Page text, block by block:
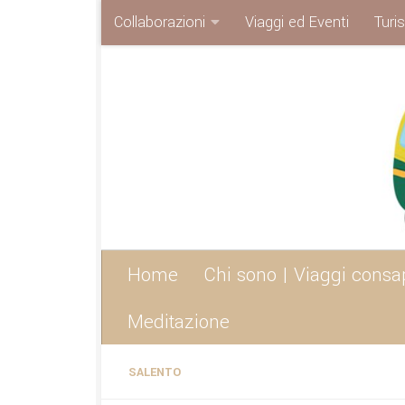
Sotto il contenuto
Collaborazioni Viaggi ed Eventi
Home Chi sono | Viaggi
Meditazione
SALENTO